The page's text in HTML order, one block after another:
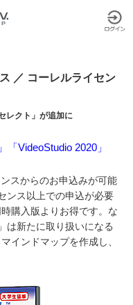
／ コーレルライセン
レクト」が追加に
「VideoStudio 2020」
スからのお申込みが可能
ンス以上での申込が必要
購入版よりお得です。な
は新たに取り扱いになる
インドマップを作成し、